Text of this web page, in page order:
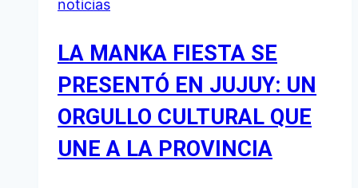
noticias
LA MANKA FIESTA SE
PRESENTÓ EN JUJUY: UN
ORGULLO CULTURAL QUE
UNE A LA PROVINCIA